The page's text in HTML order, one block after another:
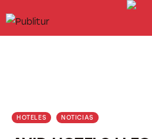
EVENTOS
HOTELES NOTICIAS